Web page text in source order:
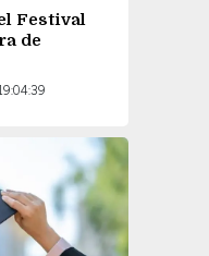
Festival
de